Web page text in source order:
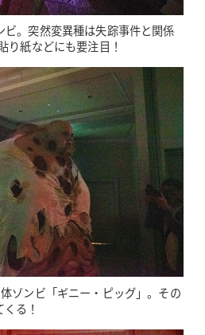
ビ。突然変異種は失踪事件と関係
り紙などにも要注目！
ゾンビ「ギニー・ピッグ」。その
る！